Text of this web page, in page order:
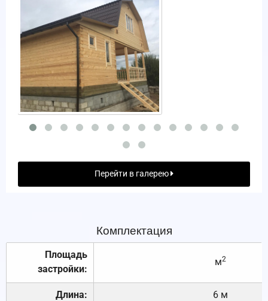
Перейти в галерею
Комплектация
Площадь
застройки:
м2
Длина: 6 м